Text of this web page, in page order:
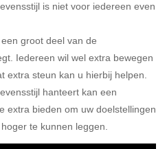
is niet voor iedereen even
groot deel van de
Iedereen wil wel extra bewegen
extra steun kan u hierbij helpen.
hanteert kan een
extra bieden om uw doelstellingen
te kunnen leggen.